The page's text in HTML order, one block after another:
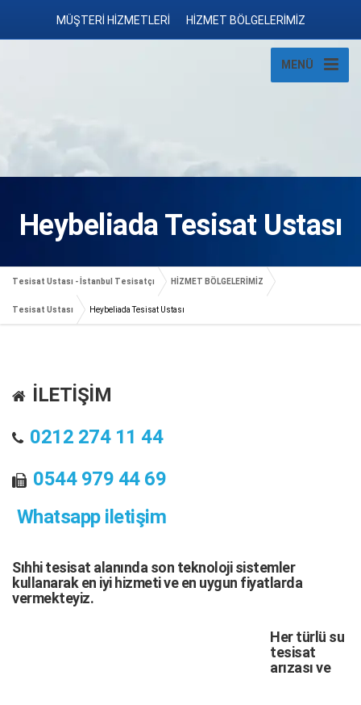
MÜŞTERİ HİZMETLERİ HİZMET BÖLGELERİMİZ
MENÜ
Heybeliada Tesisat Ustası
Tesisat Ustası - İstanbul Tesisatçı HİZMET BÖLGELERİMİZ
Tesisat Ustası Heybeliada Tesisat Ustası
İLETİŞİM
0212 274 11 44
0544 979 44 69
Whatsapp iletişim
Sıhhi tesisat alanında son teknoloji sistemler
kullanarak en iyi hizmeti ve en uygun fiyatlarda
vermekteyiz.
Her türlü su
tesisat
arızasıve